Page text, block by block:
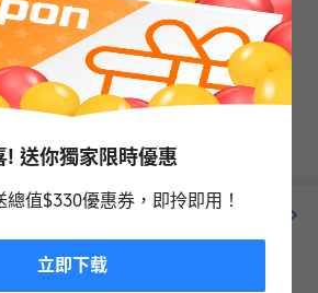
! 送你獨家限時優惠
總值$330優惠券，即拎即用！
立即下载
，閣下所選擇的產品已售罄
信用卡僅用於擔保預訂，客人抵達時需以